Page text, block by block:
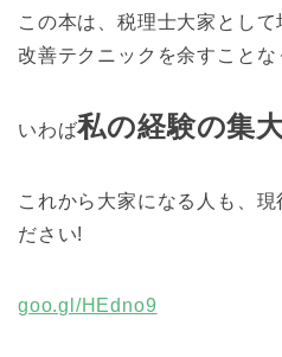
この本は、税理士大家とし
改善テクニックを余すことな
いわば私の経験の集
これから大家になる人も、現
ださい!
goo.gl/HEdno9